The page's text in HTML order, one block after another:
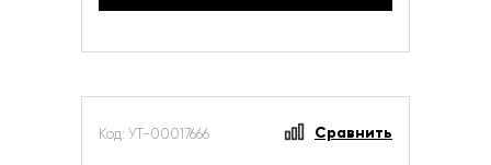
Код: УТ-00017666 Сравнить